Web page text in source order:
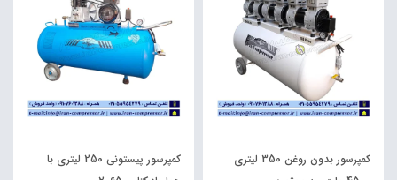
کمپرسور بدون روغن 350 لیتری
کمپرسور پیستونی 250 لیتری با